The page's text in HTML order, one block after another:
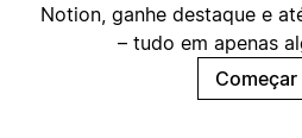
Notion, ganhe destaque e
– tudo em apenas
Começar